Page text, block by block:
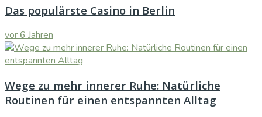
Das populärste Casino in Berlin
vor 6 Jahren
Wege zu mehr innerer Ruhe: Natürliche
Routinen für einen entspannten Alltag